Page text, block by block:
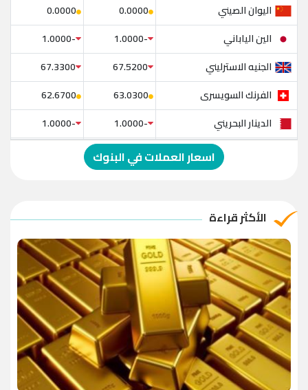
اليوان الصيني
0.0000
0.0000
الين الياباني
-1.0000
-1.0000
الجنيه الاسترليني
67.5200
67.3300
الفرنك السويسرى
63.0300
62.6700
الدينار البحريني
-1.0000
-1.0000
الدولار الإسترالي
-1.0000
الريال القطري
الدينار الأردني
-1.0000
-1.0000
اسعار العملات في البنوك
الأكثر قراءة